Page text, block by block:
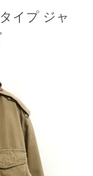
イプ ジャ